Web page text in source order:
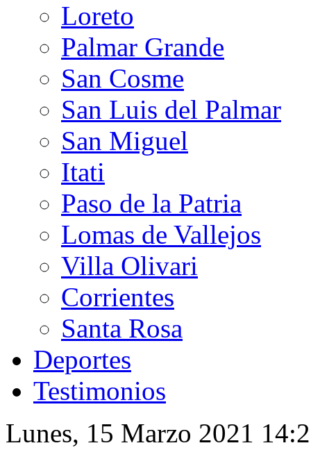
Loreto
Palmar Grande
San Cosme
San Luis del Palmar
San Miguel
Itati
Paso de la Patria
Lomas de Vallejos
Villa Olivari
Corrientes
Santa Rosa
Deportes
Testimonios
Lunes, 15 Marzo 2021